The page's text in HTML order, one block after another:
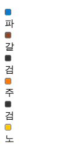
12,897
317
미디 신비 헤어(남)
12,708
318
러블 헤어(남)
12,067
319
파
갈
검
주
검
노